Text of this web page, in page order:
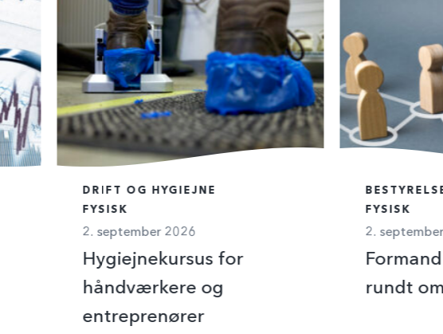
DRIFT OG HYGIEJNE
FYSISK
2. september 2026
Hygiejnekursus for
håndværkere og
entreprenører
FYSISK
2.
rundt